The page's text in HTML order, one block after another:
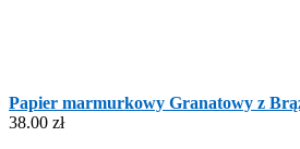
Papier marmurkowy Granatowy z
38.00 zł